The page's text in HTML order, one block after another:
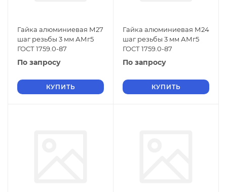
Гайка алюминиевая М27
шаг резьбы 3 мм АМг5
ГОСТ 1759.0-87
По запросу
КУПИТЬ
Гайка алюминиевая М24
шаг резьбы 3 мм АМг5
ГОСТ 1759.0-87
По запросу
КУПИТЬ